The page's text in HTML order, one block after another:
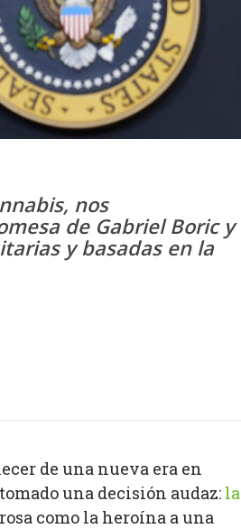
nos
de Gabriel Boric y
y basadas en la
de una nueva era en
una decisión audaz: la
como la heroína a una